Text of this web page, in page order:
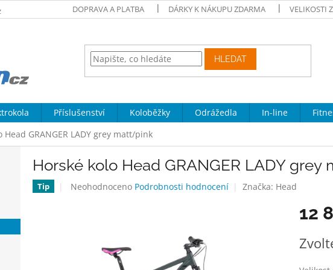
DOPRAVA A PLATBA DÁRKY K NÁKUPU ZDARMA VELIKOSTI
HLEDAT
Příslušenství Koloběžky Odrážedla In-line
Head GRANGER LADY grey matt/pink
Horské kolo Head GRANGER LADY
Tip
Průměrné
Neohodnoceno Podrobnosti hodnocení Značka: Head
12
cena: